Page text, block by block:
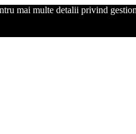
mai multe detalii privind